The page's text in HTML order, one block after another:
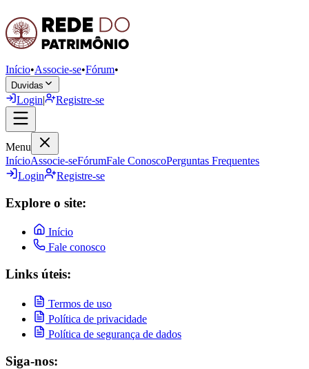
Início•Associe-se•Fórum•
Duvidas
Login| Registre-se
Menu
InícioAssocie-seFórumFale ConoscoPerguntas Frequentes
Login
Registre-se
Explore o site:
Início
Fale conosco
Links úteis:
Termos de uso
Política de privacidade
Política de segurança de dados
Siga-nos: